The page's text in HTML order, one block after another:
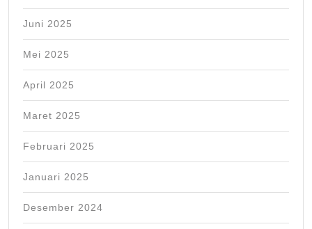
Juni 2025
Mei 2025
April 2025
Maret 2025
Februari 2025
Januari 2025
Desember 2024